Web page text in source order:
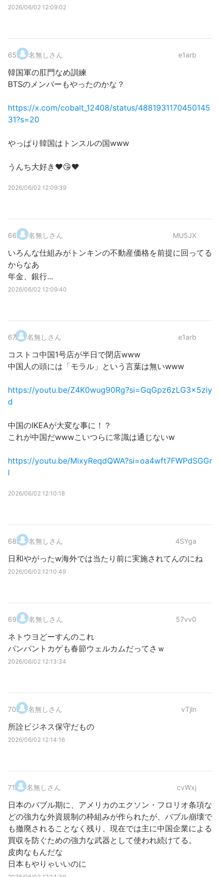
2026/06/02 12:09:02
65. 名無しさん e1arb
韓国軍の肛門なめ訓練
BTSのメンバーもやったのかな？
https://x.com/cobalt_12408/status/4881931170450145
31?s=20
やっぱり韓国はトンスルの国www
うんち大好き❤😘❤
2026/06/02 12:09:39
66. 名無しさん MU5JX
いろんな仕組みがトンキンの不動産価格を前提に回ってる
からなあ
年金、銀行...
2026/06/02 12:09:40
67. 名無しさん e1arb
コストコ中国1号店が半日で閉店www
中国人の頭には「モラル」という言葉は無いwww
https://youtu.be/Z4K0wug90Rg?si=GqGpz6zLG3x5ziy
d
中国のIKEAが大変な事に！？
これが中国だwwwこいつらに常識は通じないw
https://youtu.be/MixyReqdQWA?si=oa4wft7FWPdSGGr
l
2026/06/02 12:10:18
68. 名無しさん 4SYga
日和やがったw海外では当たり前に実施されてんのにね
2026/06/02 12:10:49
69. 名無しさん 57vv0
ネトウヨどーすんのこれ
パンパントカゲも春節ウェルカムだってさｗ
2026/06/02 12:13:34
70. 名無しさん vTjln
所詮ビジネス保守だもの
2026/06/02 12:14:16
71. 名無しさん cvWxj
日本のバブル期に、アメリカのエクソン・フロリオ条項な
どの強力な外資規制の枠組みが作られたが、バブル崩壊で
も撤廃されることなく残り、現在では主に中国企業による
買収を防ぐための強力な武器として使われ続けてる。
皮肉なもんだな
日本もやりゃいいのに